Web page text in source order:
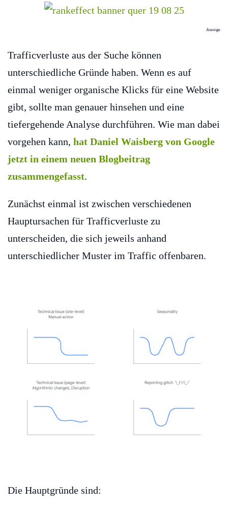
Anzeige
Trafficverluste aus der Suche können
unterschiedliche Gründe haben. Wenn es auf
einmal weniger organische Klicks für eine Website
gibt, sollte man genauer hinsehen und eine
tiefergehende Analyse durchführen. Wie man dabei
vorgehen kann, hat Daniel Waisberg von Google
jetzt in einem neuen Blogbeitrag
zusammengefasst.
Zunächst einmal ist zwischen verschiedenen
Hauptursachen für Trafficverluste zu
unterscheiden, die sich jeweils anhand
unterschiedlicher Muster im Traffic offenbaren.
Die Hauptgründe sind: